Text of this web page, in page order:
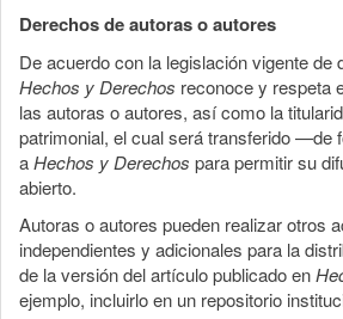
Derechos de autoras o autores
De acuerdo con la legislación vigente de
Hechos y Derechos reconoce y respeta
las autoras o autores, así como la
patrimonial, el cual será transferido
aHechos y Derechos para permitir su
abierto.
Autoras o autores pueden realizar otros
independientes y adicionales para la
de la versión del artículo publicado en
ejemplo, incluirlo en un repositorio